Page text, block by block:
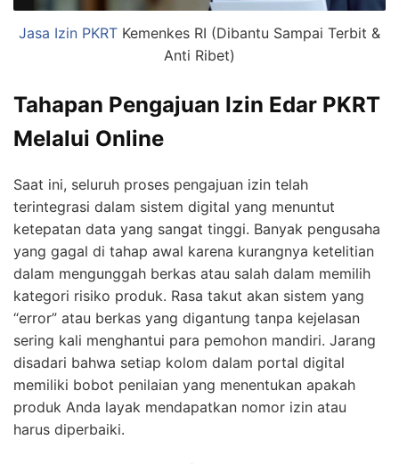
Jasa Izin PKRT Kemenkes RI (Dibantu Sampai Terbit &
Anti Ribet)
Tahapan Pengajuan Izin Edar PKRT
Melalui Online
Saat ini, seluruh proses pengajuan izin telah
terintegrasi dalam sistem digital yang menuntut
ketepatan data yang sangat tinggi. Banyak pengusaha
yang gagal di tahap awal karena kurangnya ketelitian
dalam mengunggah berkas atau salah dalam memilih
kategori risiko produk. Rasa takut akan sistem yang
“error” atau berkas yang digantung tanpa kejelasan
sering kali menghantui para pemohon mandiri. Jarang
disadari bahwa setiap kolom dalam portal digital
memiliki bobot penilaian yang menentukan apakah
produk Anda layak mendapatkan nomor izin atau
harus diperbaiki.